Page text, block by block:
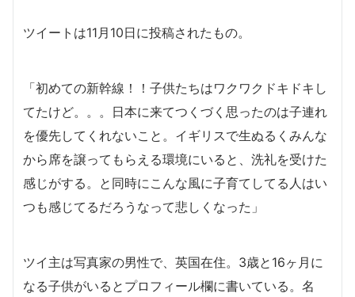
ツイートは11月10日に投稿されたもの。
「初めての新幹線！！子供たちはワクワクドキドキし
てたけど。。。日本に来てつくづく思ったのは子連れ
を優先してくれないこと。イギリスで生ぬるくみんな
から席を譲ってもらえる環境にいると、洗礼を受けた
感じがする。と同時にこんな風に子育てしてる人はい
つも感じてるだろうなって悲しくなった」
ツイ主は写真家の男性で、英国在住。3歳と16ヶ月に
なる子供がいるとプロフィール欄に書いている。名